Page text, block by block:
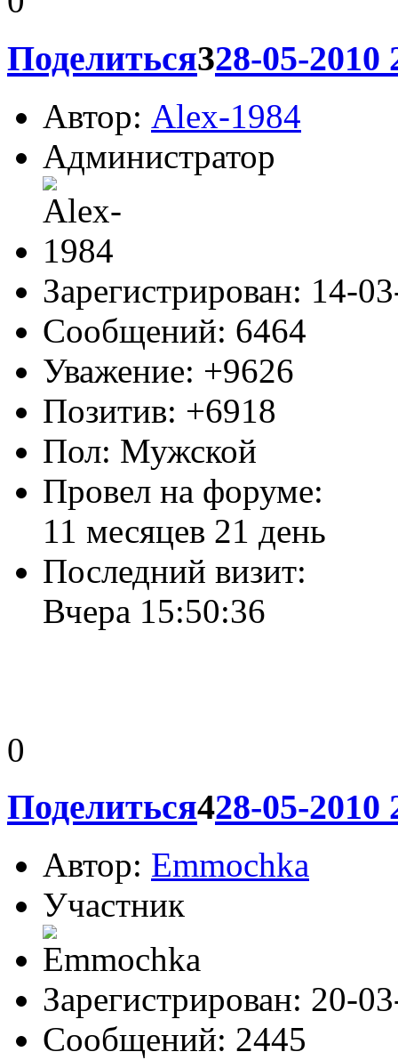
Поделиться 28-05-2010
Автор:Alex-1984
Администратор
Зарегистрирован: 14-
Сообщений:6464
Уважение:
+9626
Позитив: +6918
Пол:Мужской
Провел на форуме:
11 месяцев 21 день
Последний визит:
Вчера 15:50:36
0
Поделиться428-05-2010
Автор:Emmochka
Участник